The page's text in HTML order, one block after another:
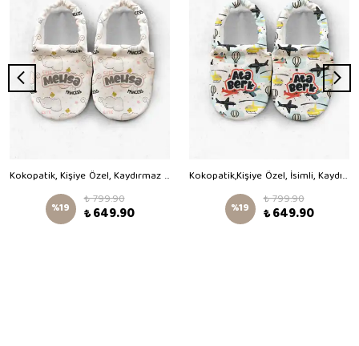
Kokopatik, Kişiye Özel, Kaydırmaz Taban,Organik Pamuk Astarlı Ev Patiği,İlk Adım Ayakkabısı,Little Elephant Desenli Patik
%19 ₺ 799.90
₺ 649.90
Kokopatik,Kişiye Özel, İsimli, Kaydırmaz Taban,Ev Kreş Patiği,Unisex Bebek Patiği,Pamuklu Yenidoğan Patik,Uçan Taşıtlar Desenli Patik
%19 ₺ 799.90
₺ 649.90